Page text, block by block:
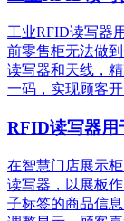
工业RFID读写器
前零售柜无法做
读写器和天线，
一码，实现顾客
RFID读写器用
在智慧门店展示
读写器，以展板
子标签的商品信